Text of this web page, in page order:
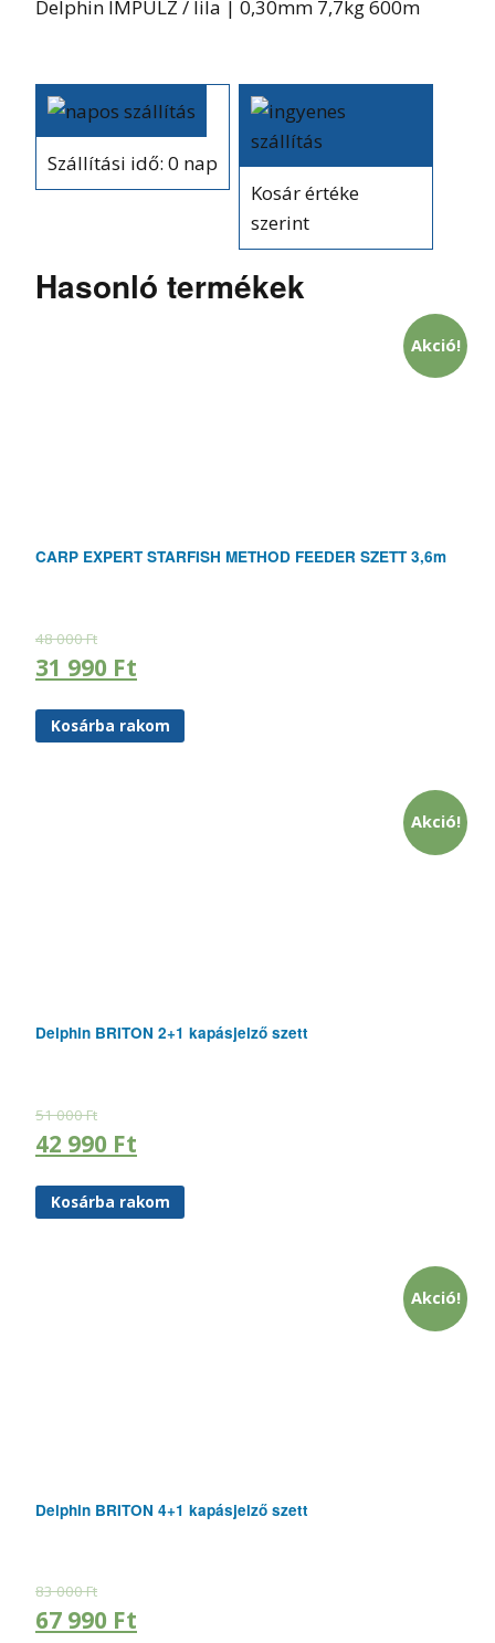
Delphin IMPULZ / lila | 0,30mm 7,7kg 600m
Szállítási idő: 0 nap
Kosár értéke
szerint
Hasonló termékek
Akció!
CARP EXPERT STARFISH METHOD FEEDER SZETT 3,6m
48 000Ft
31 990 Ft
Kosárba rakom
Akció!
Delphin BRITON 2+1 kapásjelző szett
51 000Ft
42 990 Ft
Kosárba rakom
Akció!
Delphin BRITON 4+1 kapásjelző szett
83 000Ft
67 990 Ft